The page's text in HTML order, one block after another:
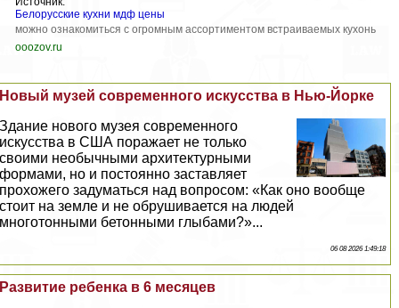
Белорусские кухни мдф цены
можно ознакомиться с огромным ассортиментом встраиваемых кухонь
ooozov.ru
Новый музей современного искусства в Нью-Йорке
Здание нового музея современного
искусства в США поражает не только
своими необычными архитектурными
формами, но и постоянно заставляет
прохожего задуматься над вопросом: «Как оно вообще
стоит на земле и не обрушивается на людей
многотонными бетонными глыбами?»...
06 08 2026 1:49:18
Развитие ребенка в 6 месяцев